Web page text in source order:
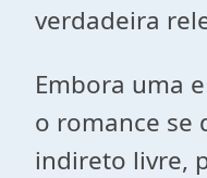
verdadeira
Embora uma
o romance se
indireto livre,